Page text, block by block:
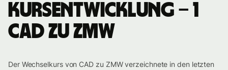
Kursentwicklung – 1
CAD zu ZMW
Der Wechselkurs von CAD zu ZMW verzeichnete in den letzten